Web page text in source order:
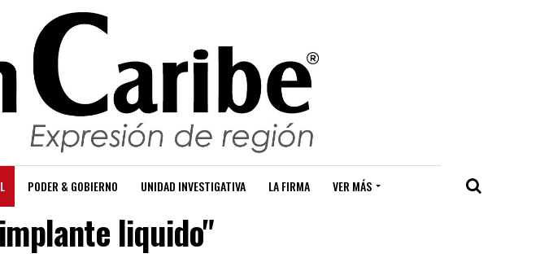
PODER & GOBIERNO UNIDAD INVESTIGATIVA LA FIRMA VER MÁS
liquido"